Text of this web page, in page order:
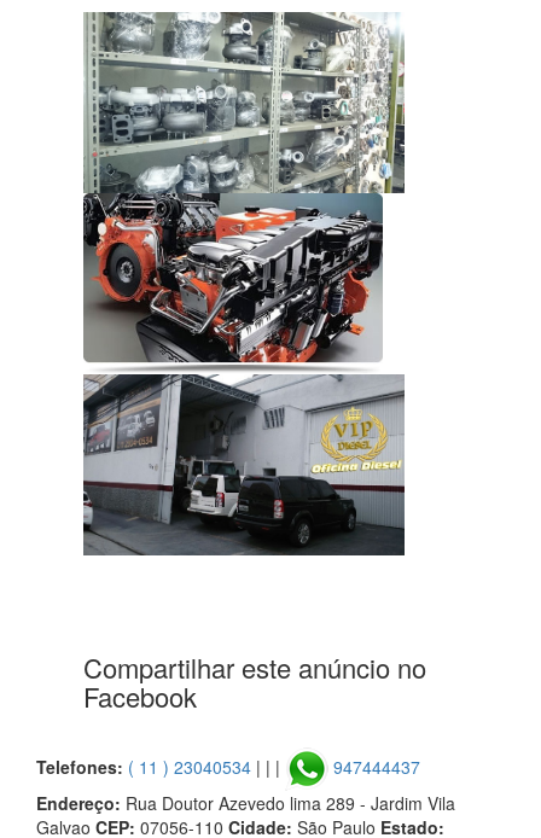
Compartilhar este anúncio no
Facebook
Telefones: ( 11 ) 23040534 | | |
947444437
Endereço: Rua Doutor Azevedo lima 289 - Jardim Vila
Galvao CEP: 07056-110 Cidade: São Paulo Estado: